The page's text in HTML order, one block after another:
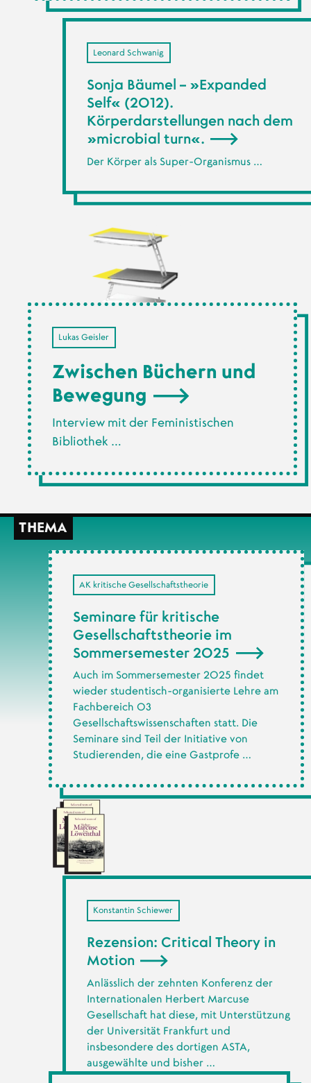
Leonard Schwanig
Sonja Bäumel – »Expanded
Self« (2012).
Körperdarstellungen nach dem
»microbial turn«.
Der Körper als Super-Organismus …
Lukas Geisler
Zwischen Büchern und
Bewegung
Interview mit der Feministischen
Bibliothek …
THEMA
AK kritische Gesellschaftstheorie
Seminare für kritische
Gesellschaftstheorie im
Sommersemester 2025
Auch im Sommersemester 2025 findet
wieder studentisch-organisierte Lehre am
Fachbereich 03
Gesellschaftswissenschaften statt. Die
Seminare sind Teil der Initiative von
Studierenden, die eine Gastprofe …
Konstantin Schiewer
Rezension: Critical Theory in
Motion
Anlässlich der zehnten Konferenz der
Internationalen Herbert Marcuse
Gesellschaft hat diese, mit Unterstützung
der Universität Frankfurt und
insbesondere des dortigen ASTA,
ausgewählte und bisher …